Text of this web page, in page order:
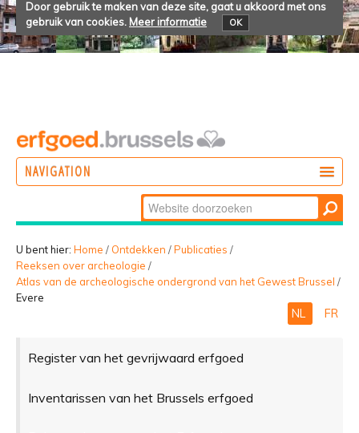
Door gebruik te maken van deze site, gaat u akkoord met ons
gebruik van cookies. Meer informatie OK
NAVIGATION
BELEVEN
Zoek
Geavanceerd
zoeken...
U bent hier: Home / Ontdekken /Publicaties /
Reeksen over archeologie /
Atlas van de archeologische ondergrond van het Gewest Brussel /
Evere
NL FR
Register van het gevrijwaard erfgoed
Inventarissen van het Brussels erfgoed